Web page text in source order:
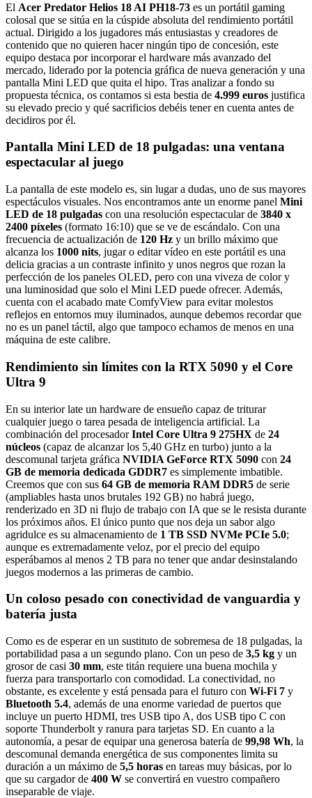
El Acer Predator Helios 18 AI PH18-73 es un portátil gaming
colosal que se sitúa en la cúspide absoluta del rendimiento portátil
actual. Dirigido a los jugadores más entusiastas y creadores de
contenido que no quieren hacer ningún tipo de concesión, este
equipo destaca por incorporar el hardware más avanzado del
mercado, liderado por la potencia gráfica de nueva generación y una
pantalla Mini LED que quita el hipo. Tras analizar a fondo su
propuesta técnica, os contamos si esta bestia de 4.999 euros justifica
su elevado precio y qué sacrificios debéis tener en cuenta antes de
decidiros por él.
Pantalla Mini LED de 18 pulgadas: una ventana
espectacular al juego
La pantalla de este modelo es, sin lugar a dudas, uno de sus mayores
espectáculos visuales. Nos encontramos ante un enorme panel Mini
LED de 18 pulgadas con una resolución espectacular de 3840 x
2400 píxeles (formato 16:10) que se ve de escándalo. Con una
frecuencia de actualización de 120 Hz y un brillo máximo que
alcanza los 1000 nits, jugar o editar vídeo en este portátil es una
delicia gracias a un contraste infinito y unos negros que rozan la
perfección de los paneles OLED, pero con una viveza de color y
una luminosidad que solo el Mini LED puede ofrecer. Además,
cuenta con el acabado mate ComfyView para evitar molestos
reflejos en entornos muy iluminados, aunque debemos recordar que
no es un panel táctil, algo que tampoco echamos de menos en una
máquina de este calibre.
Rendimiento sin límites con la RTX 5090 y el Core
Ultra 9
En su interior late un hardware de ensueño capaz de triturar
cualquier juego o tarea pesada de inteligencia artificial. La
combinación del procesadorIntel Core Ultra 9 275HX de 24
núcleos (capaz de alcanzar los 5,40 GHz en turbo) junto a la
descomunal tarjeta gráfica NVIDIA GeForce RTX 5090 con 24
GB de memoria dedicada GDDR7 es simplemente imbatible.
Creemos que con sus 64 GB de memoria RAM DDR5 de serie
(ampliables hasta unos brutales 192 GB) no habrá juego,
renderizado en 3D ni flujo de trabajo con IA que se le resista durante
los próximos años. El único punto que nos deja un sabor algo
agridulce es su almacenamiento de 1 TB SSD NVMe PCIe 5.0;
aunque es extremadamente veloz, por el precio del equipo
esperábamos al menos 2 TB para no tener que andar desinstalando
juegos modernos a las primeras de cambio.
Un coloso pesado con conectividad de vanguardia y
batería justa
Como es de esperar en un sustituto de sobremesa de 18 pulgadas, la
portabilidad pasa a un segundo plano. Con un peso de 3,5 kg y un
grosor de casi 30 mm, este titán requiere una buena mochila y
fuerza para transportarlo con comodidad. La conectividad, no
obstante, es excelente y está pensada para el futuro con Wi-Fi 7 y
Bluetooth 5.4, además de una enorme variedad de puertos que
incluye un puerto HDMI, tres USB tipo A, dos USB tipo C con
soporte Thunderbolt y ranura para tarjetas SD. En cuanto a la
autonomía, a pesar de equipar una generosa batería de 99,98 Wh, la
descomunal demanda energética de sus componentes limita su
duración a un máximo de 5,5 horas en tareas muy básicas, por lo
que su cargador de 400 W se convertirá en vuestro compañero
inseparable de viaje.